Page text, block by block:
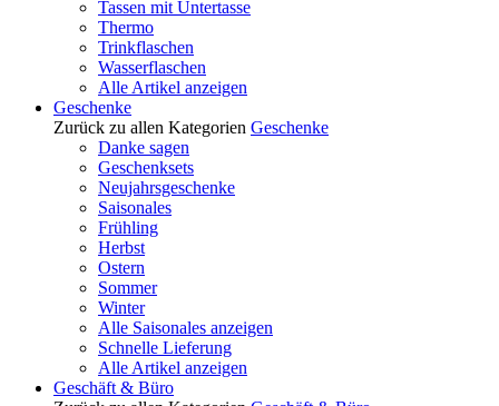
Tassen mit Untertasse
Thermo
Trinkflaschen
Wasserflaschen
Alle Artikel anzeigen
Geschenke
Zurück zu allen Kategorien Geschenke
Danke sagen
Geschenksets
Neujahrsgeschenke
Saisonales
Frühling
Herbst
Ostern
Sommer
Winter
Alle Saisonales anzeigen
Schnelle Lieferung
Alle Artikel anzeigen
Geschäft & Büro